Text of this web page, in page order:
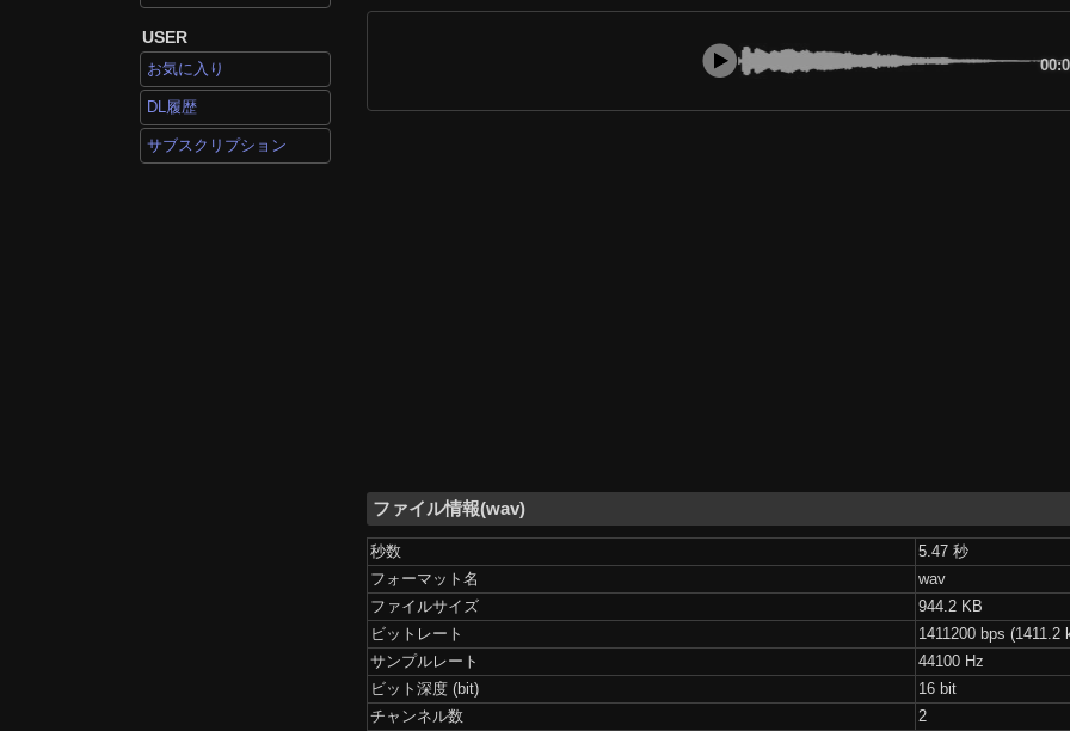
USER
お気に入り
DL履歴
サブスクリプション
ファイル情報(wav)
秒数
5.47 秒
フォーマット名
wav
ファイルサイズ
944.2 KB
ビットレート
1411200 bps (1411.2
サンプルレート
44100 Hz
ビット深度 (bit)
16 bit
チャンネル数
2